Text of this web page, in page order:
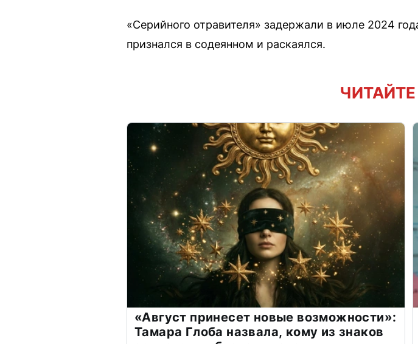
«Серийного отравителя» задержали в июле 2024
признался в содеянном и раскаялся.
«Август принесет новые возможности»:
Тамара Глоба назвала, кому из знаков